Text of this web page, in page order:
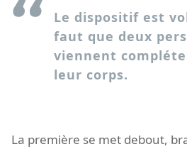
Le dispositif est
faut que deux
viennent
leur corps.
La première se met debout,